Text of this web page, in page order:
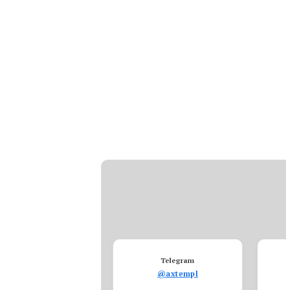
Telegram
@axtempl